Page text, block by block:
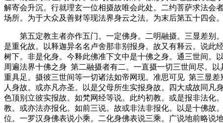
解寄会升沉。行就理玄一位相摄故唯会此处。二约菩萨求法会
场所。为于大众及善财等现法界身云之法。为末后第五十四会
第五定教主者亦作五门。一定佛身。二明融摄。三显差别。
是重化故。以释迦异名名卢舍那非别报身。故又有释云。说此
树下。非是化身。今释此佛准下文中是十佛之身。通三世间。
周遍法界十佛之身 第二融摄者有二。一直摄一切三世间尽。
重具足。摄彼三世间等一切诸法如帝网现。准思可见 第三显
人身故。或亦凡亦圣。以是父母所生实报身故。四大成故同凡
色顶别立彼实报故。如梵网经等说。此约初教。或是报非法化
教。或亦法亦报化。如前三说。故或非法非报化。以是十佛故
位。一罗汉身佛表说小乘。二化身佛表说三乘。广说地前略说